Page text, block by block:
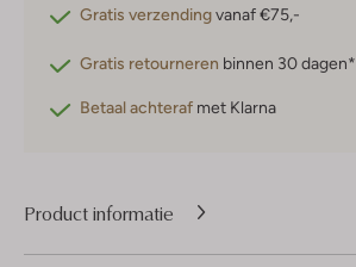
Gratis verzendingvanaf €75,-
Gratis retourneren binnen 30 dagen*
Betaal achteraf met Klarna
Product informatie